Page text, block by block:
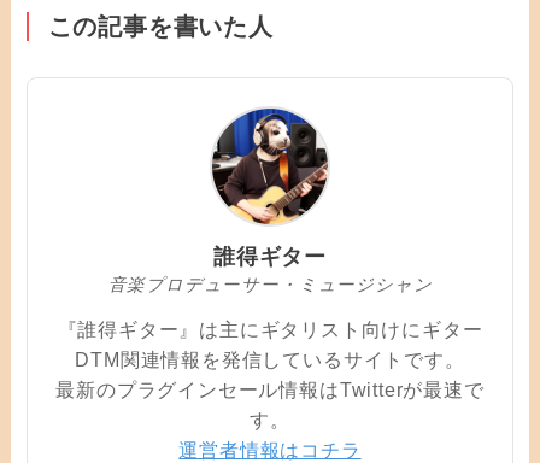
この記事を書いた人
誰得ギター
音楽プロデューサー・ミュージシャン
『誰得ギター』は主にギタリスト向けにギター
DTM関連情報を発信しているサイトです。
最新のプラグインセール情報はTwitterが最速で
す。
運営者情報はコチラ